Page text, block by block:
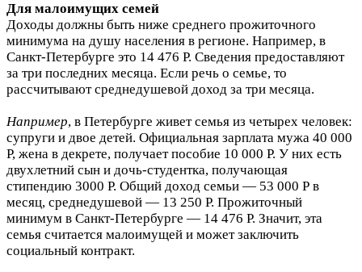
Для малоимущих семей
Доходы должны быть ниже среднего прожиточного
минимума на душу населения в регионе. Например, в
Санкт-Петербурге это 14 476 Р. Сведения предоставляют
за три последних месяца. Если речь о семье, то
рассчитывают среднедушевой доход за три месяца.
Например, в Петербурге живет семья из четырех человек:
супруги и двое детей. Официальная зарплата мужа 40 000
Р, жена в декрете, получает пособие 10 000 Р. У них есть
двухлетний сын и дочь-студентка, получающая
стипендию 3000 Р. Общий доход семьи — 53 000 Р в
месяц, среднедушевой — 13 250 Р. Прожиточный
минимум в Санкт-Петербурге — 14 476 Р. Значит, эта
семья считается малоимущей и может заключить
социальный контракт.